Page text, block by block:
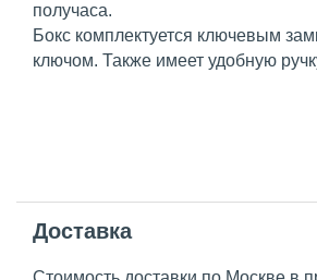
получаса.
Бокс комплектуется ключевым
ключом. Также имеет удобную
Доставка